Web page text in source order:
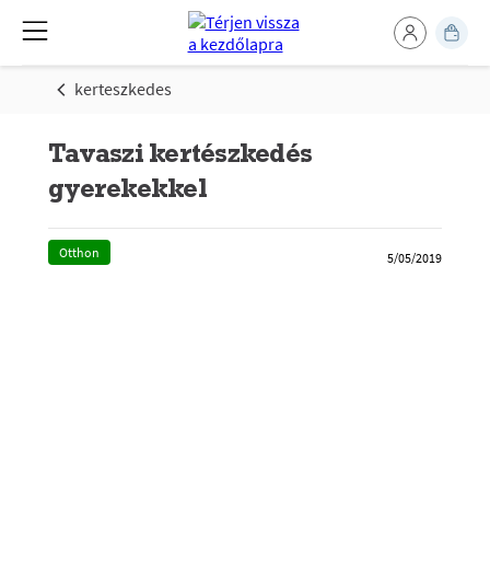
kerteszkedes
Tavaszi kertészkedés
gyerekekkel
Otthon 5/05/2019